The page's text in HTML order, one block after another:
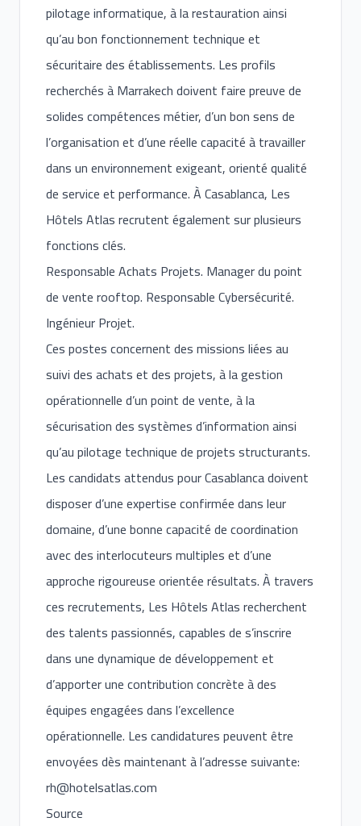
pilotage informatique, à la restauration ainsi
qu’au bon fonctionnement technique et
sécuritaire des établissements. Les profils
recherchés à Marrakech doivent faire preuve de
solides compétences métier, d’un bon sens de
l’organisation et d’une réelle capacité à travailler
dans un environnement exigeant, orienté qualité
de service et performance. À Casablanca, Les
Hôtels Atlas recrutent également sur plusieurs
fonctions clés.
Responsable Achats Projets. Manager du point
de vente rooftop. Responsable Cybersécurité.
Ingénieur Projet.
Ces postes concernent des missions liées au
suivi des achats et des projets, à la gestion
opérationnelle d’un point de vente, à la
sécurisation des systèmes d’information ainsi
qu’au pilotage technique de projets structurants.
Les candidats attendus pour Casablanca doivent
disposer d’une expertise confirmée dans leur
domaine, d’une bonne capacité de coordination
avec des interlocuteurs multiples et d’une
approche rigoureuse orientée résultats. À travers
ces recrutements, Les Hôtels Atlas recherchent
des talents passionnés, capables de s’inscrire
dans une dynamique de développement et
d’apporter une contribution concrète à des
équipes engagées dans l’excellence
opérationnelle. Les candidatures peuvent être
envoyées dès maintenant à l’adresse suivante:
rh@hotelsatlas.com
Source